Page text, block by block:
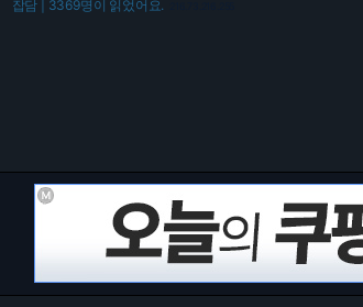
잡담 | 3369명이 읽었어요.